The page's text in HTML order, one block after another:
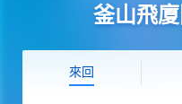
釜山飛
來回